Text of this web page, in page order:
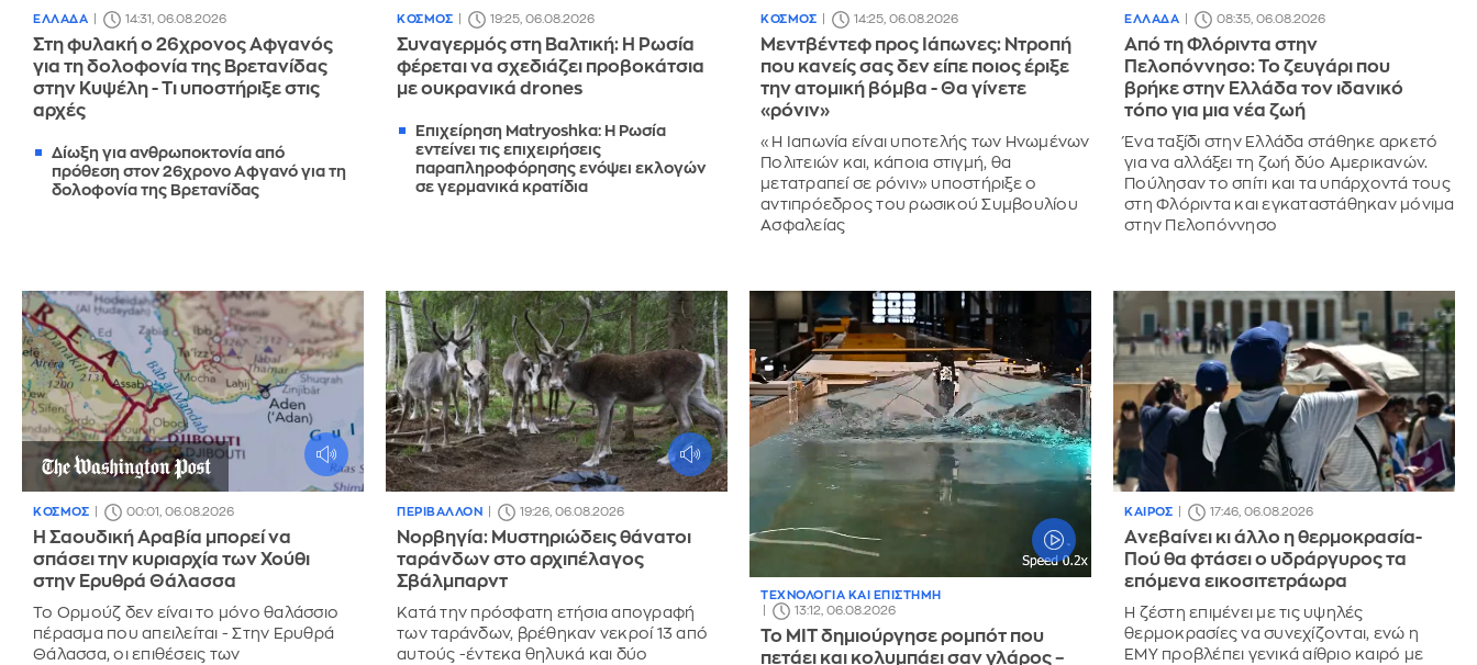
ΕΛΛΑΔΑ 14:31, 06.08.2026
Στη φυλακή ο 26χρονος Αφγανός
για τη δολοφονία της Βρετανίδας
στην Κυψέλη - Τι υποστήριξε στις
αρχές
Δίωξη για ανθρωποκτονία από
πρόθεση στον 26χρονο Αφγανό για τη
δολοφονία της Βρετανίδας
ΚΟΣΜΟΣ 19:25, 06.08.2026
Συναγερμός στη Βαλτική: Η Ρωσία
φέρεται να σχεδιάζει προβοκάτσια
με ουκρανικά drones
Επιχείρηση Matryoshka: Η Ρωσία
εντείνει τις επιχειρήσεις
παραπληροφόρησης ενόψει εκλογών
σε γερμανικά κρατίδια
ΚΟΣΜΟΣ 14:25, 06.08.2026
Μεντβέντεφ προς Ιάπωνες: Ντροπή
που κανείς σας δεν είπε ποιος έριξε
την ατομική βόμβα - Θα γίνετε
«ρόνιν»
«Η Ιαπωνία είναι υποτελής των Ηνωμένων
Πολιτειών και, κάποια στιγμή, θα
μετατραπεί σε ρόνιν» υποστήριξε ο
αντιπρόεδρος του ρωσικού Συμβουλίου
Ασφαλείας
ΕΛΛΑΔΑ 08:35, 06.08.2026
Από τη Φλόριντα στην
Πελοπόννησο: Το ζευγάρι που
βρήκε στην Ελλάδα τον ιδανικό
τόπο για μια νέα ζωή
Ένα ταξίδι στην Ελλάδα στάθηκε αρκετό
για να αλλάξει τη ζωή δύο Αμερικανών.
Πούλησαν το σπίτι και τα υπάρχοντά τους
στη Φλόριντα και εγκαταστάθηκαν μόνιμα
στην Πελοπόννησο
ΚΟΣΜΟΣ 00:01, 06.08.2026
Η Σαουδική Αραβία μπορεί να
σπάσει την κυριαρχία των Χούθι
στην Ερυθρά Θάλασσα
Το Ορμούζ δεν είναι το μόνο θαλάσσιο
πέρασμα που απειλείται - Στην Ερυθρά
Θάλασσα, οι επιθέσεις των
ΠΕΡΙΒΑΛΛΟΝ 19:26, 06.08.2026
Νορβηγία: Μυστηριώδεις θάνατοι
ταράνδων στο αρχιπέλαγος
Σβάλμπαρντ
Κατά την πρόσφατη ετήσια απογραφή
των ταράνδων, βρέθηκαν νεκροί 13 από
αυτούς -έντεκα θηλυκά και δύο
ΤΕΧΝΟΛΟΓΙΑ ΚΑΙ ΕΠΙΣΤΗΜΗ
13:12, 06.08.2026
Το MIT δημιούργησε ρομπότ που
πετάει και κολυμπάει σαν γλάρος –
ΚΑΙΡΟΣ 17:46, 06.08.2026
Aνεβαίνει κι άλλο η θερμοκρασία-
Πού θα φτάσει ο υδράργυρος τα
επόμενα εικοσιτετράωρα
Η ζέστη επιμένει με τις υψηλές
θερμοκρασίες να συνεχίζονται, ενώ η
ΕΜΥ προβλέπει γενικά αίθριο καιρό με